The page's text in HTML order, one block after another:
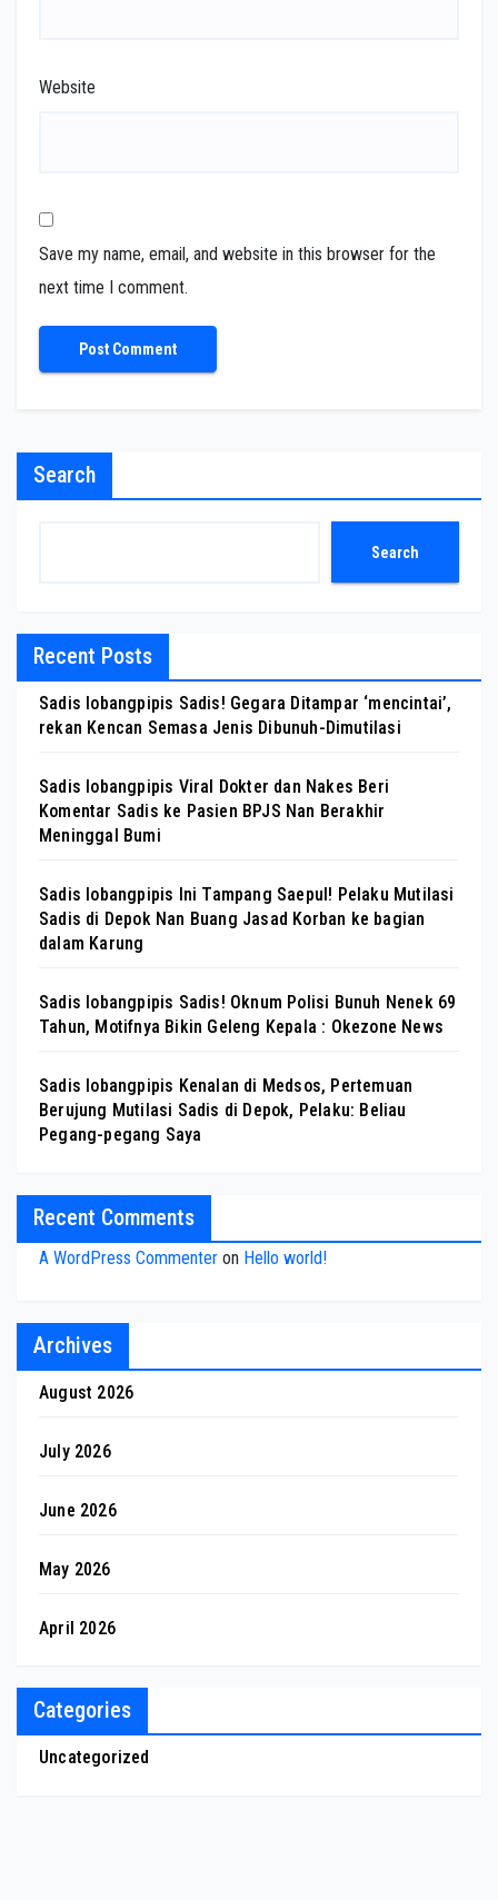
Website
Save my name, email, and website in this browser for the
next time I comment.
Search
Search
Recent Posts
Sadis lobangpipis Sadis! Gegara Ditampar ‘mencintai’,
rekan Kencan Semasa Jenis Dibunuh-Dimutilasi
Sadis lobangpipis Viral Dokter dan Nakes Beri
Komentar Sadis ke Pasien BPJS Nan Berakhir
Meninggal Bumi
Sadis lobangpipis Ini Tampang Saepul! Pelaku Mutilasi
Sadis di Depok Nan Buang Jasad Korban ke bagian
dalam Karung
Sadis lobangpipis Sadis! Oknum Polisi Bunuh Nenek 69
Tahun, Motifnya Bikin Geleng Kepala : Okezone News
Sadis lobangpipis Kenalan di Medsos, Pertemuan
Berujung Mutilasi Sadis di Depok, Pelaku: Beliau
Pegang-pegang Saya
Recent Comments
A WordPress Commenter on Hello world!
Archives
August 2026
July 2026
June 2026
May 2026
April 2026
Categories
Uncategorized